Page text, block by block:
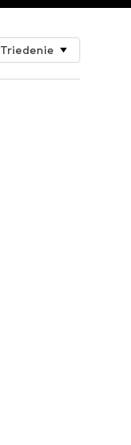
Triedenie